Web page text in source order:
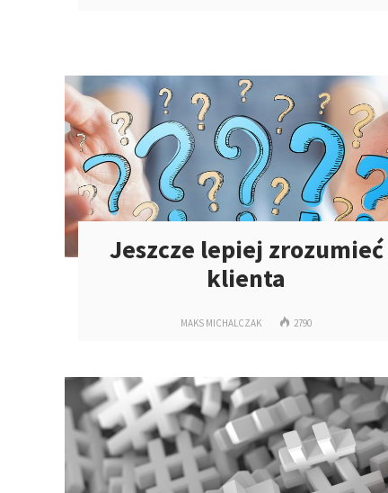
Jeszcze lepiej zrozumieć
klienta
MAKS MICHALCZAK 2790